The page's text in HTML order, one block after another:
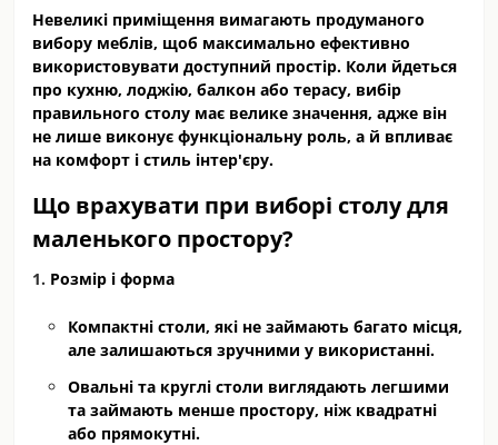
Невеликі приміщення вимагають продуманого
вибору меблів, щоб максимально ефективно
використовувати доступний простір. Коли йдеться
про кухню, лоджію, балкон або терасу, вибір
правильного столу має велике значення, адже він
не лише виконує функціональну роль, а й впливає
на комфорт і стиль інтер'єру.
Що врахувати при виборі столу для
маленького простору?
Розмір і форма
Компактні столи, які не займають багато місця,
але залишаються зручними у використанні.
Овальні та круглі столи виглядають легшими
та займають менше простору, ніж квадратні
або прямокутні.